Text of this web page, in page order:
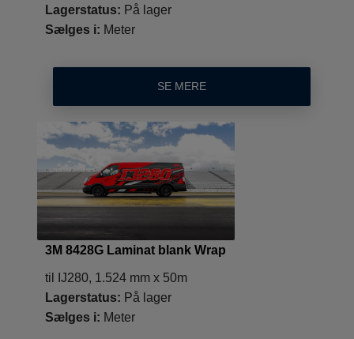
Lagerstatus: På lager
Sælges i: Meter
SE MERE
3M 8428G Laminat blank Wrap
til IJ280, 1.524 mm x 50m
Lagerstatus: På lager
Sælges i: Meter